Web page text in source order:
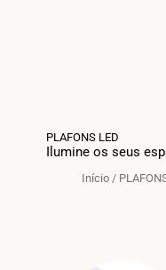
PLAFONS LED
Ilumine os seus
Início /